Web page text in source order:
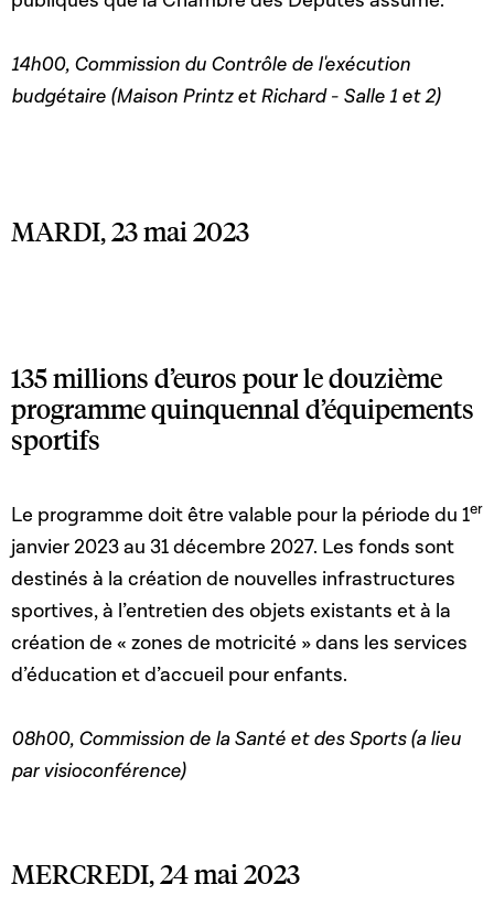
14h00, Commission du Contrôle de l'exécution
budgétaire (Maison Printz et Richard - Salle 1 et 2)
MARDI, 23 mai 2023
135 millions d’euros pour le douzième
programme quinquennal d’équipements
sportifs
Le programme doit être valable pour la période du 1er
janvier 2023 au 31 décembre 2027. Les fonds sont
destinés à la création de nouvelles infrastructures
sportives, à l’entretien des objets existants et à la
création de « zones de motricité » dans les services
d’éducation et d’accueil pour enfants.
08h00, Commission de la Santé et des Sports (a lieu
par visioconférence)
MERCREDI, 24 mai 2023